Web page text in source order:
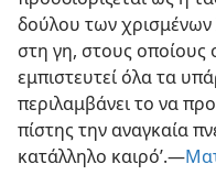
δούλου των χρισμένων
στη γη, στους οποίους
εμπιστευτεί όλα τα
περιλαμβάνει το να
πίστης την αναγκαία
κατάλληλο καιρό’.—